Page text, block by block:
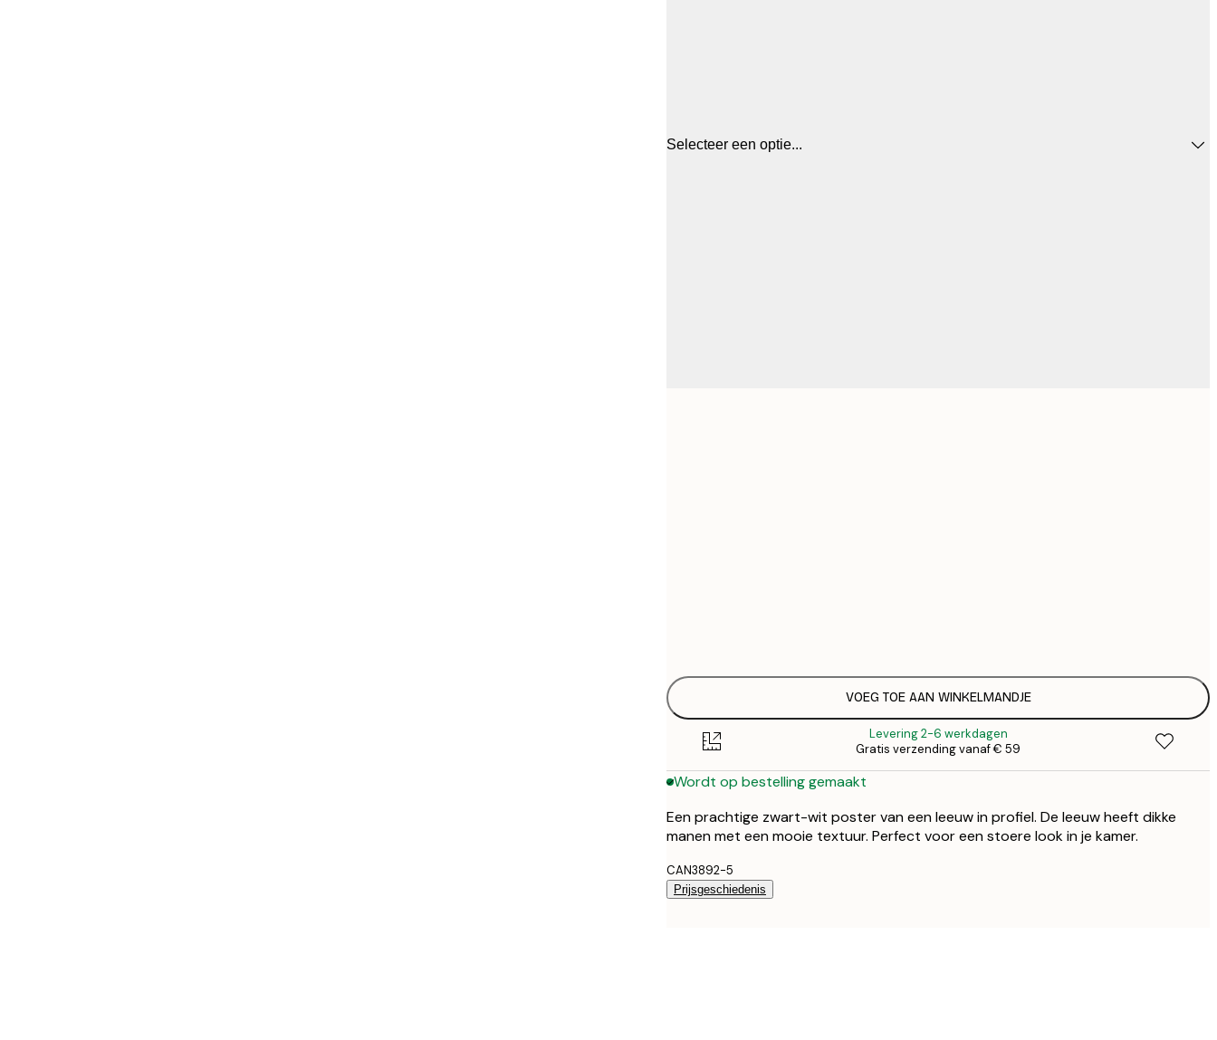
Selecteer een optie...
VOEG TOE AAN WINKELMANDJE
Levering 2-6 werkdagen
Gratis verzending vanaf € 59
Wordt op bestelling gemaakt
Een prachtige zwart-wit poster van een leeuw in profiel. De leeuw heeft dikke
manen met een mooie textuur. Perfect voor een stoere look in je kamer.
CAN3892-5
Prijsgeschiedenis